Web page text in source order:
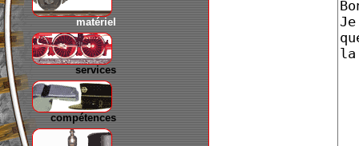
matériel
services
compétences